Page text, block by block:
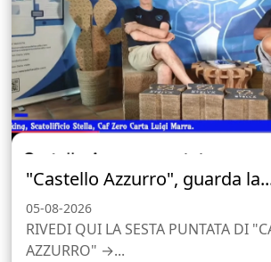
"Castello Azzurro", guarda
05-08-2026
RIVEDI QUI LA SESTA PUNTATA DI
AZZURRO" →...